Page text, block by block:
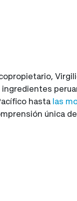
hasta las
única